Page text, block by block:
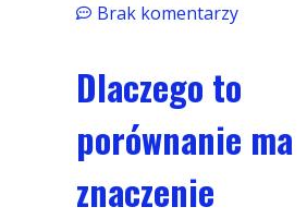
Brak komentarzy
Dlaczego to
porównanie ma
znaczenie